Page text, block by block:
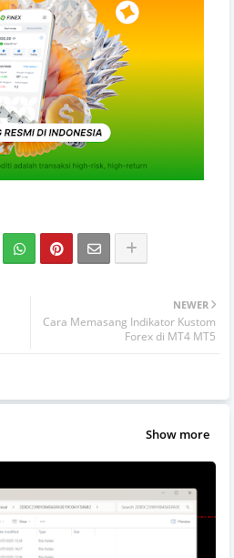
NEWER
Cara Memasang Indikator Kustom
Forex di MT4 MT5
Show more